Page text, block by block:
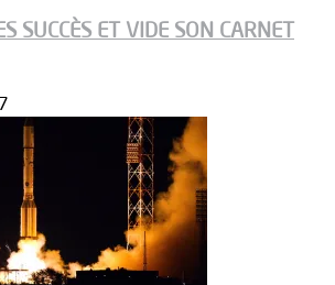
SUCCÈS ET VIDE SON CARNET